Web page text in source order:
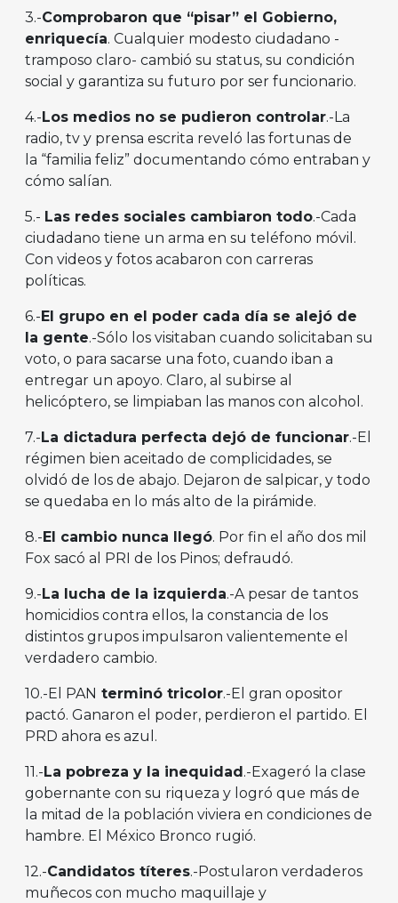
3.-Comprobaron que “pisar” el Gobierno,
enriquecía. Cualquier modesto ciudadano -
tramposo claro- cambió su status, su condición
social y garantiza su futuro por ser funcionario.
4.- Los medios no se pudieron controlar.-La
radio, tv y prensa escrita reveló las fortunas de
la “familia feliz” documentando cómo entraban y
cómo salían.
5.- Las redes sociales cambiaron todo.-Cada
ciudadano tiene un arma en su teléfono móvil.
Con videos y fotos acabaron con carreras
políticas.
6.- El grupo en el poder cada d ía se alejó de
la gente.-Sólo los visitaban cuando solicitaban su
voto, o para sacarse una foto, cuando iban a
entregar un apoyo. Claro, al subirse al
helicóptero, se limpiaban las manos con alcohol.
7.- La dictadura perfecta dejó de funcionar.-El
régimen bien aceitado de complicidades, se
olvidó de los de abajo. Dejaron de salpicar, y todo
se quedaba en lo más alto de la pirámide.
8.- El cambio nunca llegó. Por fin el año dos mil
Fox sacó al PRI de los Pinos; defraudó.
9.- La lucha de la izquierda.-A pesar de tantos
homicidios contra ellos, la constancia de los
distintos grupos impulsaron valientemente el
verdadero cambio.
10.-El PAN terminó tricolor.-El gran opositor
pactó. Ganaron el poder, perdieron el partido. El
PRD ahora es azul.
11.- La pobreza y la inequidad .-Exageró la clase
gobernante con su riqueza y logró que más de
la mitad de la población viviera en condiciones de
hambre. El México Bronco rugió.
12.-Candidatos títeres.-Postularon verdaderos
muñecos con mucho maquillaje y